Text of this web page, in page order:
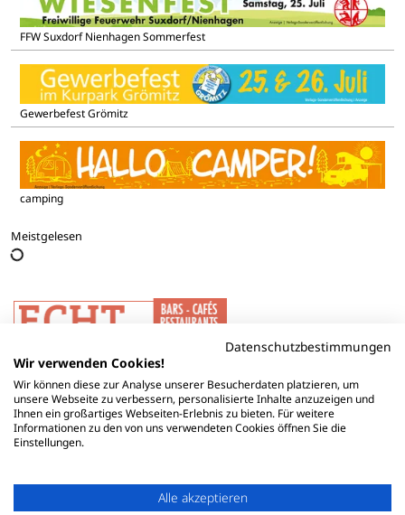
FFW Suxdorf Nienhagen Sommerfest
Gewerbefest Grömitz
camping
Meistgelesen
Datenschutzbestimmungen
Wir verwenden Cookies!
Wir können diese zur Analyse unserer Besucherdaten platzieren, um
unsere Webseite zu verbessern, personalisierte Inhalte anzuzeigen und
Ihnen ein großartiges Webseiten-Erlebnis zu bieten. Für weitere
Informationen zu den von uns verwendeten Cookies öffnen Sie die
Einstellungen.
Alle akzeptieren